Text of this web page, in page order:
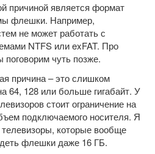
причиной является формат
флешки. Например,
не может работать с
NTFS или exFAT. Про
поговорим чуть позже.
причина – это слишком
64, 128 или больше гигабайт. У
стоит ограничение на
подключаемого носителя. Я
которые вообще
флешки даже 16 ГБ.